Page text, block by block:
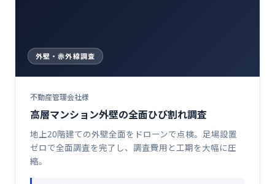
外壁・赤外線調査
不動産管理会社様
高層マンション外壁の全面ひび割れ調査
地上20階建ての外壁全面をドローンで点検。足場設置
ゼロで全面調査を完了し、調査費用と工期を大幅に圧
縮。